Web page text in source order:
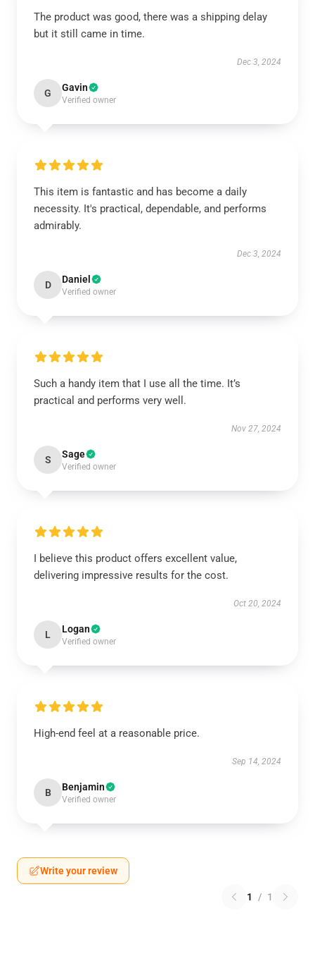
The product was good, there was a shipping delay
but it still came in time.
Dec 3, 2024
G Gavin
Verified owner
This item is fantastic and has become a daily
necessity. It's practical, dependable, and performs
admirably.
Dec 3, 2024
D Daniel
Verified owner
Such a handy item that I use all the time. It’s
practical and performs very well.
Nov 27, 2024
S Sage
Verified owner
I believe this product offers excellent value,
delivering impressive results for the cost.
Oct 20, 2024
L Logan
Verified owner
High-end feel at a reasonable price.
Sep 14, 2024
B Benjamin
Verified owner
Write your review
1 / 1